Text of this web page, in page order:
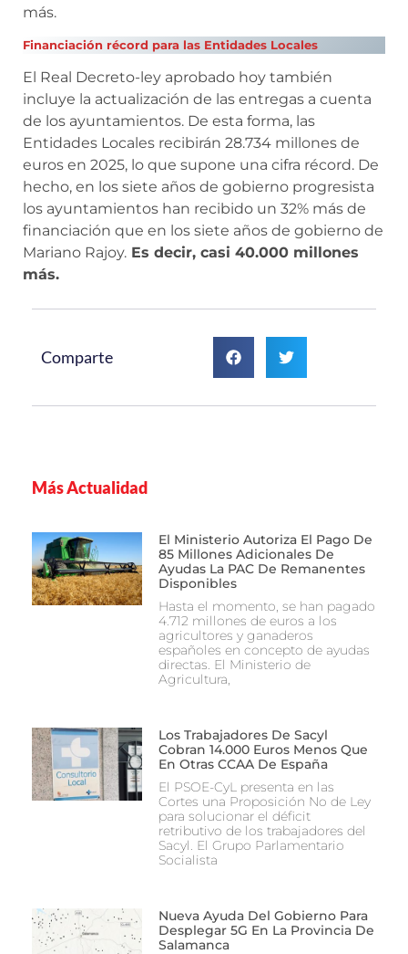
más.
Financiación récord para las Entidades Locales
El Real Decreto-ley aprobado hoy también
incluye la actualización de las entregas a cuenta
de los ayuntamientos. De esta forma, las
Entidades Locales recibirán 28.734 millones de
euros en 2025, lo que supone una cifra récord. De
hecho, en los siete años de gobierno progresista
los ayuntamientos han recibido un 32% más de
financiación que en los siete años de gobierno de
Mariano Rajoy. Es decir, casi 40.000 millones
más.
Comparte
Más Actualidad
El Ministerio Autoriza El Pago De
85 Millones Adicionales De
Ayudas La PAC De Remanentes
Disponibles
Hasta el momento, se han pagado
4.712 millones de euros a los
agricultores y ganaderos
españoles en concepto de ayudas
directas. El Ministerio de
Agricultura,
Los Trabajadores De Sacyl
Cobran 14.000 Euros Menos Que
En Otras CCAA De España
El PSOE-CyL presenta en las
Cortes una Proposición No de Ley
para solucionar el déficit
retributivo de los trabajadores del
Sacyl. El Grupo Parlamentario
Socialista
Nueva Ayuda Del Gobierno Para
Desplegar 5G En La Provincia De
Salamanca